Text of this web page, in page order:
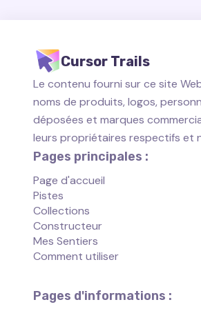
Cursor Trails
Le contenu fourni sur ce site
noms de produits, logos,
déposées et marques
leurs propriétaires respectifs et
Pages principales :
Page d'accueil
Pistes
Collections
Constructeur
Mes Sentiers
Comment utiliser
Pages d'informations :